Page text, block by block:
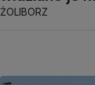
ŻOLIBORZ